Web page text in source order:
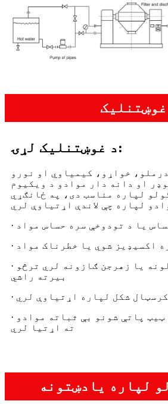
غوښتنلیک
د غوښتنلیک لړۍ:
خواړو، کیمیاوي او نورو
او دانه دار موادو د ویکیوم
لپاره مناسب دی، په ځانګړي
یا د تودوخې سره حساس مواد
اکسیډیز شوي یا خطرناک مواد
· هغه مواد چې محلولونه یا زهرجن ګازونه لري ترڅو
بیرته راشي
کرسټال شکل لپاره اړتیاوې لري
· هغه مواد چې خورا ټیټ پاتې شونو بې ثباته موادو
ته اړتیا لري
لپاره یادښتونه